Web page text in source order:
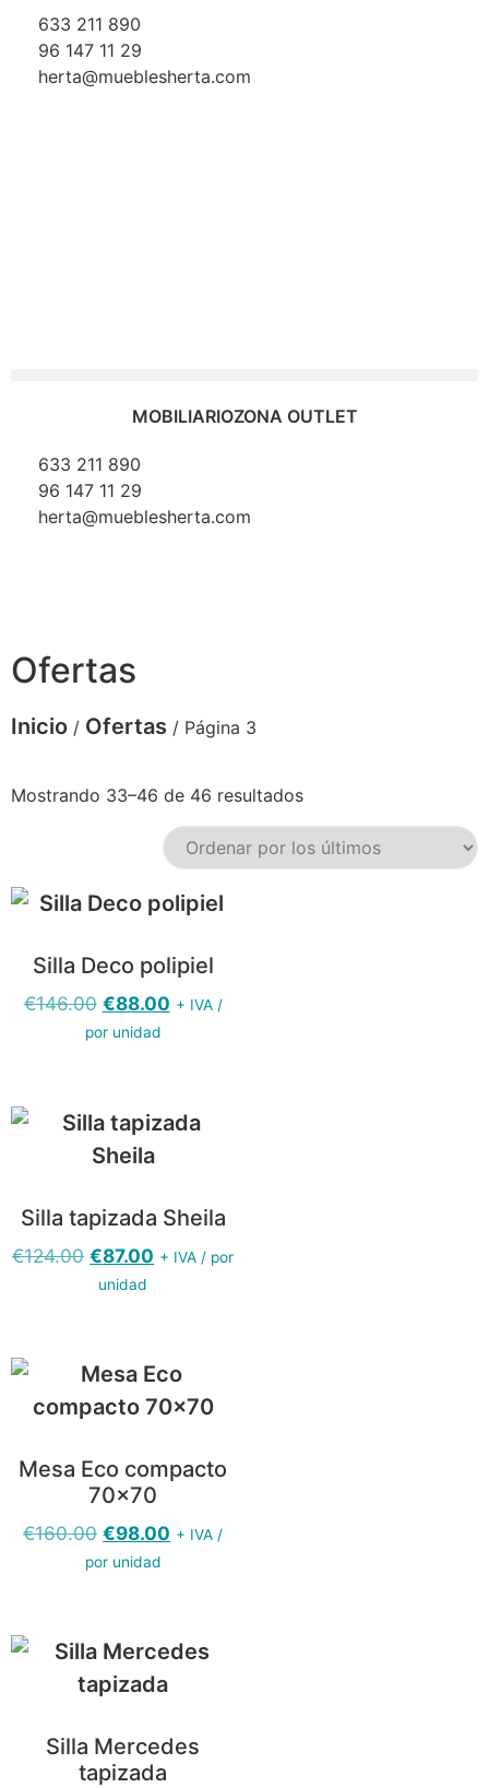
633 211 890
96 147 11 29
herta@mueblesherta.com
MOBILIARIOZONA OUTLET
633 211 890
96 147 11 29
herta@mueblesherta.com
Ofertas
Inicio / Ofertas / Página 3
Mostrando 33–46 de 46 resultados
Silla Deco polipiel
€146.00 €88.00 + IVA /
por unidad
Silla tapizada Sheila
€124.00 €87.00 + IVA / por
unidad
Mesa Eco compacto
70×70
€160.00 €98.00 + IVA /
por unidad
Silla Mercedes
tapizada